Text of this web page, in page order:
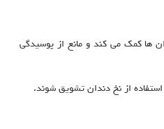
ها کمک می‌ کند و مانع از پوسیدگی